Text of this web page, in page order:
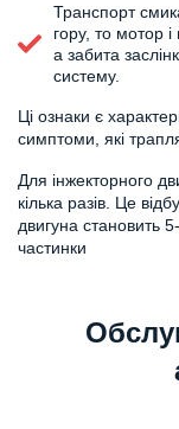
Транспорт
гору, то мотор
а забита
систему.
Ці ознаки є
симптоми, які
Для інжекторного
кілька разів. Це
двигуна становить
частинки